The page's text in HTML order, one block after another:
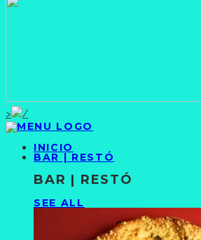
>
INICIO
BAR | RESTÓ
BAR | RESTÓ
SEE ALL